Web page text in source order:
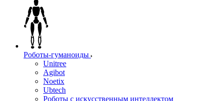
Роботы-гуманоиды
Unitree
Agibot
Noetix
Ubtech
Роботы с искусственным интеллектом